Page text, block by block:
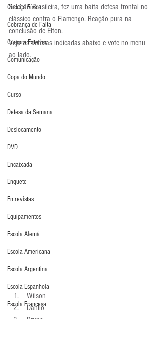
Circuito Físico
Cobrança de Falta
Compra Exterior
Comunicação
Copa do Mundo
Curso
Defesa da Semana
Deslocamento
DVD
Encaixada
Enquete
Entrevistas
Equipamentos
Escola Alemã
Escola Americana
Escola Argentina
Escola Espanhola
Escola Francesa
Seleção Brasileira, fez uma baita defesa frontal no
clássico contra o Flamengo. Reação pura na
conclusão de Elton.
Veja as defesas indicadas abaixo e vote no menu
ao lado.
Wilson
Danilo
Bruno